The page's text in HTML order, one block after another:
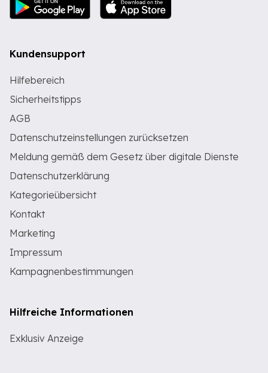
Kundensupport
Hilfebereich
Sicherheitstipps
AGB
Datenschutzeinstellungen zurücksetzen
Meldung gemäß dem Gesetz über digitale Dienste
Datenschutzerklärung
Kategorieübersicht
Kontakt
Marketing
Impressum
Kampagnenbestimmungen
Hilfreiche Informationen
Exklusiv Anzeige